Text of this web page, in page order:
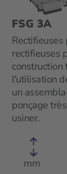
FSG 3A
rectifieuses
construction
l'utilisation
un
ponçage
usiner.
mm